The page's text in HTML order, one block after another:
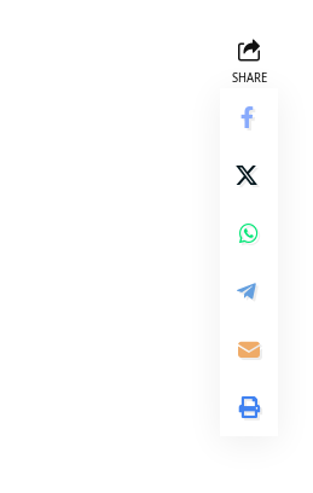
SHARE